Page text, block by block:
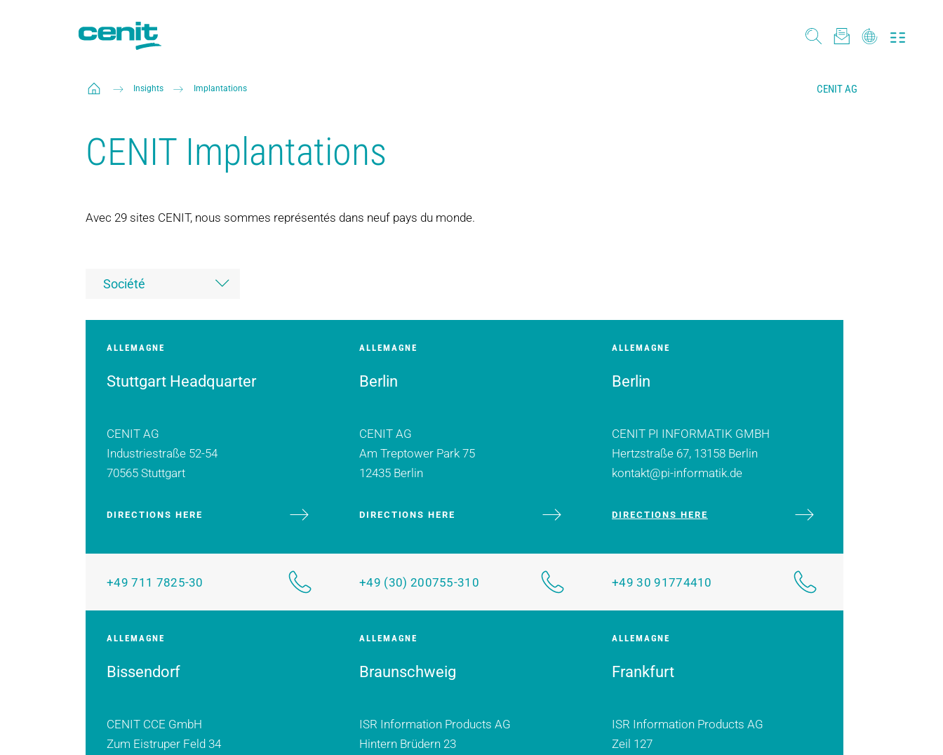
Insights Implantations CENIT AG
CENIT Implantations
Avec 29 sites CENIT, nous sommes représentés dans neuf pays du monde.
Société
ALLEMAGNE
Stuttgart Headquarter
CENIT AG
Industriestraße 52-54
70565 Stuttgart
DIRECTIONS HERE
+49 711 7825-30
ALLEMAGNE
Berlin
CENIT AG
Am Treptower Park 75
12435 Berlin
DIRECTIONS HERE
+49 (30) 200755-310
ALLEMAGNE
Berlin
CENIT PI INFORMATIK GMBH
Hertzstraße 67, 13158 Berlin
kontakt@pi-informatik.de
DIRECTIONS HERE
+49 30 91774410
ALLEMAGNE
Bissendorf
CENIT CCE GmbH
Zum Eistruper Feld 34
ALLEMAGNE
Braunschweig
ISR Information Products AG
Hintern Brüdern 23
ALLEMAGNE
Frankfurt
ISR Information Products AG
Zeil 127